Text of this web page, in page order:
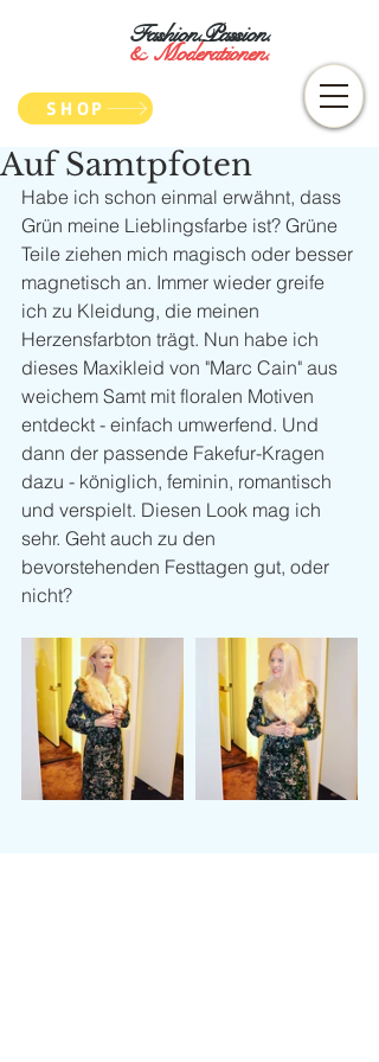
Fashion.Passion.
&Moderationen.
SHOP
Auf Samtpfoten
Habe ich schon einmal erwähnt, dass
Grün meine Lieblingsfarbe ist? Grüne
Teile ziehen mich magisch oder besser
magnetisch an. Immer wieder greife
ich zu Kleidung, die meinen
Herzensfarbton trägt. Nun habe ich
dieses Maxikleid von "Marc Cain" aus
weichem Samt mit floralen Motiven
entdeckt - einfach umwerfend. Und
dann der passende Fakefur-Kragen
dazu - königlich, feminin, romantisch
und verspielt. Diesen Look mag ich
sehr. Geht auch zu den
bevorstehenden Festtagen gut, oder
nicht?